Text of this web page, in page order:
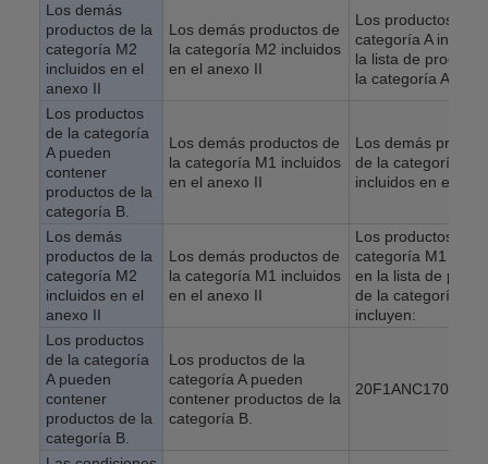
Los demás
productos de la
categoría M2
incluidos en el
anexo II
Los demás productos de
la categoría M2 incluidos
en el anexo II
Los productos de
categoría A
la lista de
la categoría A
Los productos
de la categoría
A pueden
contener
productos de la
categoría B.
Los demás productos de
la categoría M1 incluidos
en el anexo II
Los demás
de la categoría M1
incluidos en el
Los demás
productos de la
categoría M2
incluidos en el
anexo II
Los demás productos de
la categoría M1 incluidos
en el anexo II
Los productos de
categoría M1
en la lista de
de la categoría M1
incluyen:
Los productos
de la categoría
A pueden
contener
productos de la
categoría B.
Los productos de la
categoría A pueden
contener productos de la
categoría B.